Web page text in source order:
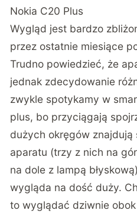
Nokia C20 Plus
Wygląd jest bardzo
przez ostatnie miesiące
Trudno powiedzieć, że
jednak zdecydowanie
zwykle spotykamy w
plus, bo przyciągają
dużych okręgów znajdują
aparatu (trzy z nich na
na dole z lampą
wygląda na dość duży.
to wyglądać dziwnie